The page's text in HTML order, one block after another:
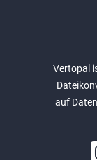
Vertopal
auf